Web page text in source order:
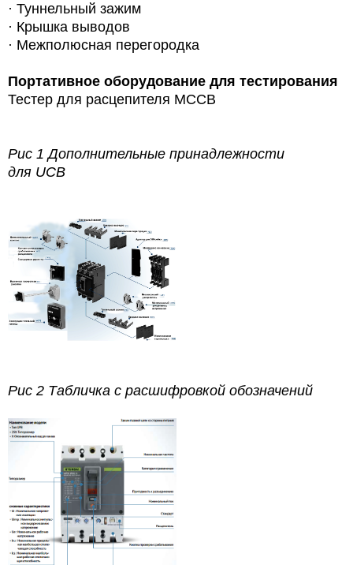
· Туннельный зажим
· Крышка выводов
· Межполюсная перегородка
Портативное оборудование для тестирования
Тестер для расцепителя MCCB
Рис 1 Дополнительные принадлежности
для UCB
Рис 2 Табличка с расшифровкой обозначений